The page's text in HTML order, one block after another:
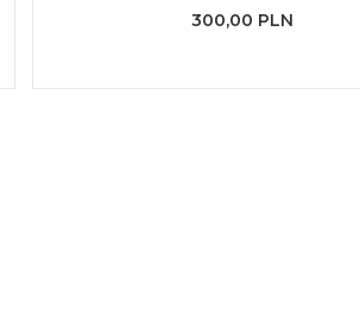
300,00 PLN